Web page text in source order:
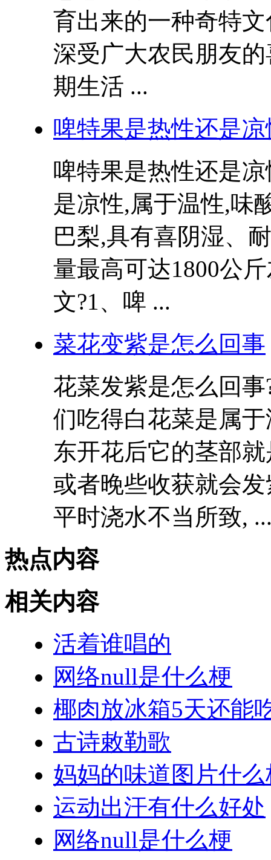
育出来的一种奇特
深受广大农民朋友
期生活 ...
啤特果是热性还是凉
啤特果是热性还是
是凉性,属于温性,味
巴梨,具有喜阴湿、
量最高可达1800公
文?1、啤 ...
菜花变紫是怎么回事
花菜发紫是怎么回
们吃得白花菜是属
东开花后它的茎部
或者晚些收获就会
平时浇水不当所致,
热点内容
相关内容
活着谁唱的
网络null是什么梗
椰肉放冰箱5天还能
古诗敕勒歌
妈妈的味道图片什么
运动出汗有什么好处
网络null是什么梗